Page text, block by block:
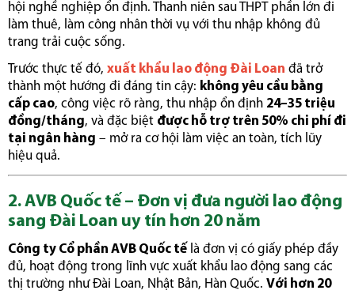
hội nghề nghiệp ổn định. Thanh niên sau THPT phần lớn đi
làm thuê, làm công nhân thời vụ với thu nhập không đủ
trang trải cuộc sống.
Trước thực tế đó, xuất khẩu lao động Đài Loan đã trở
thành một hướng đi đáng tin cậy: không yêu cầu bằng
cấp cao, công việc rõ ràng, thu nhập ổn định 24–35 triệu
đồng/tháng, và đặc biệt được hỗ trợ trên 50% chi phí đi
tại ngân hàng – mở ra cơ hội làm việc an toàn, tích lũy
hiệu quả.
2. AVB Quốc tế – Đơn vị đưa người lao động
sang Đài Loan uy tín hơn 20 năm
Công ty Cổ phần AVB Quốc tế là đơn vị có giấy phép đầy
đủ, hoạt động trong lĩnh vực xuất khẩu lao động sang các
thị trường như Đài Loan, Nhật Bản, Hàn Quốc. Với hơn 20